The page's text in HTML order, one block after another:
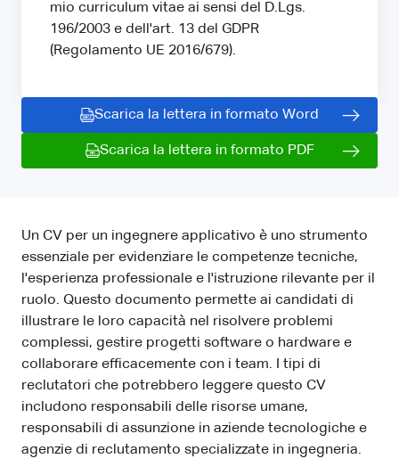
mio curriculum vitae ai sensi del D.Lgs.
196/2003 e dell'art. 13 del GDPR
(Regolamento UE 2016/679).
Scarica la lettera in formato Word
Scarica la lettera in formato PDF
Un CV per un ingegnere applicativo è uno strumento
essenziale per evidenziare le competenze tecniche,
l'esperienza professionale e l'istruzione rilevante per il
ruolo. Questo documento permette ai candidati di
illustrare le loro capacità nel risolvere problemi
complessi, gestire progetti software o hardware e
collaborare efficacemente con i team. I tipi di
reclutatori che potrebbero leggere questo CV
includono responsabili delle risorse umane,
responsabili di assunzione in aziende tecnologiche e
agenzie di reclutamento specializzate in ingegneria.